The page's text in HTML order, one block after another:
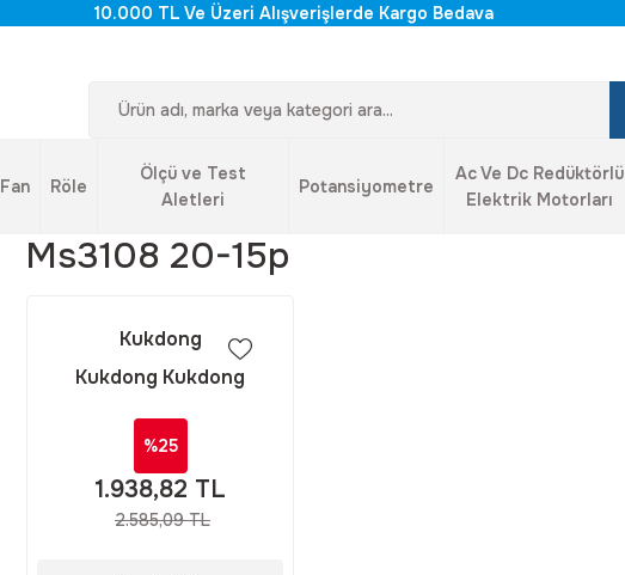
10.000 TL Ve Üzeri Alışverişlerde Kargo Bedava
Fan Röle
Ölçü ve Test
Aletleri
Potansiyometre
Ac Ve Dc Redüktörlü
Elektrik Motorları
Ms3108 20-15p
Kukdong
Kukdong Kukdong
7 Pinli 90° Derece Erkek
%25
1.938,82 TL
2.585,09 TL